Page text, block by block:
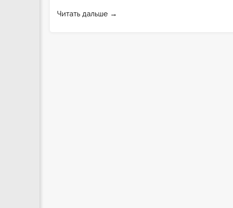
Читать дальше →